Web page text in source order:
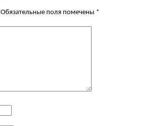
Обязательные поля помечены *